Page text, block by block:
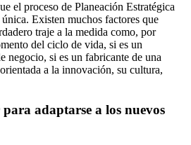
el proceso de Planeación Estratégica
Existen muchos factores que
traje a la medida como, por
del ciclo de vida, si es un
negocio, si es un fabricante de una
a la innovación, su cultura,
adaptarse a los nuevos